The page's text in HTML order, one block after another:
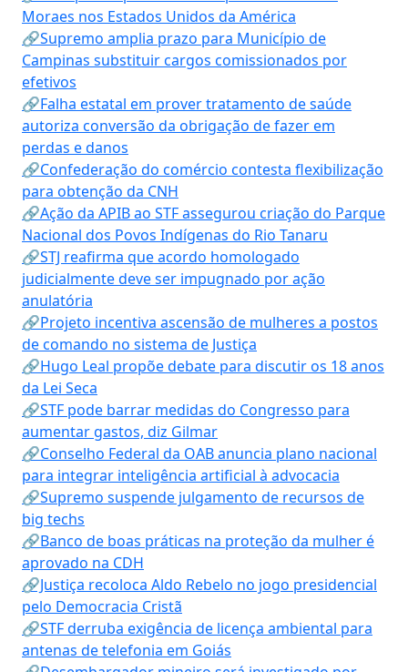
Moraes nos Estados Unidos da América
🔗Supremo amplia prazo para Município de
Campinas substituir cargos comissionados por
efetivos
🔗Falha estatal em prover tratamento de saúde
autoriza conversão da obrigação de fazer em
perdas e danos
🔗Confederação do comércio contesta flexibilização
para obtenção da CNH
🔗Ação da APIB ao STF assegurou criação do Parque
Nacional dos Povos Indígenas do Rio Tanaru
🔗STJ reafirma que acordo homologado
judicialmente deve ser impugnado por ação
anulatória
🔗Projeto incentiva ascensão de mulheres a postos
de comando no sistema de Justiça
🔗Hugo Leal propõe debate para discutir os 18 anos
da Lei Seca
🔗STF pode barrar medidas do Congresso para
aumentar gastos, diz Gilmar
🔗Conselho Federal da OAB anuncia plano nacional
para integrar inteligência artificial à advocacia
🔗Supremo suspende julgamento de recursos de
big techs
🔗Banco de boas práticas na proteção da mulher é
aprovado na CDH
🔗Justiça recoloca Aldo Rebelo no jogo presidencial
pelo Democracia Cristã
🔗STF derruba exigência de licença ambiental para
antenas de telefonia em Goiás